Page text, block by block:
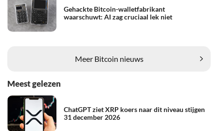
Gehackte Bitcoin-walletfabrikant
waarschuwt: AI zag cruciaal lek niet
Meer Bitcoin nieuws
Meest gelezen
ChatGPT ziet XRP koers naar dit niveau stijgen
31 december 2026